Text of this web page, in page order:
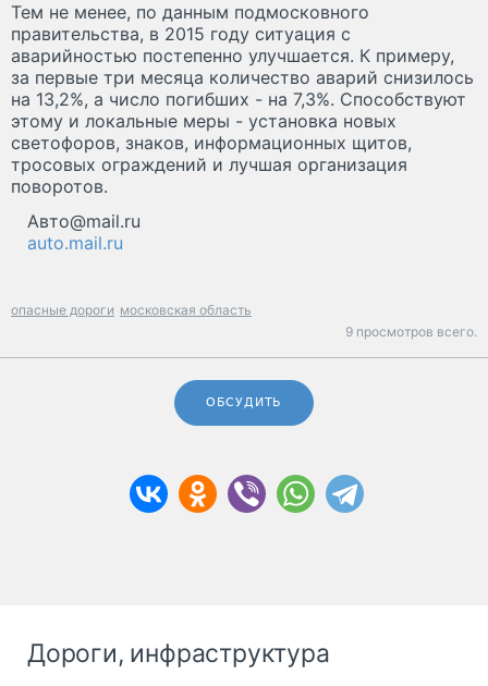
Тем не менее, по данным подмосковного
правительства, в 2015 году ситуация с
аварийностью постепенно улучшается. К примеру,
за первые три месяца количество аварий снизилось
на 13,2%, а число погибших - на 7,3%. Способствуют
этому и локальные меры - установка новых
светофоров, знаков, информационных щитов,
тросовых ограждений и лучшая организация
поворотов.
Авто@mail.ru
auto.mail.ru
опасные дороги московская область
9 просмотров всего.
ОБСУДИТЬ
Дороги, инфраструктура